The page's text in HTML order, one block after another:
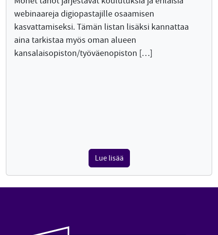
webinaareja digiopastajille osaamisen
kasvattamiseksi. Tämän listan lisäksi kannattaa
aina tarkistaa myös oman alueen
kansalaisopiston/työväenopiston […]
Lue lisää